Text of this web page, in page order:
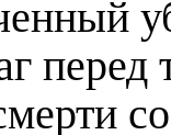
перед